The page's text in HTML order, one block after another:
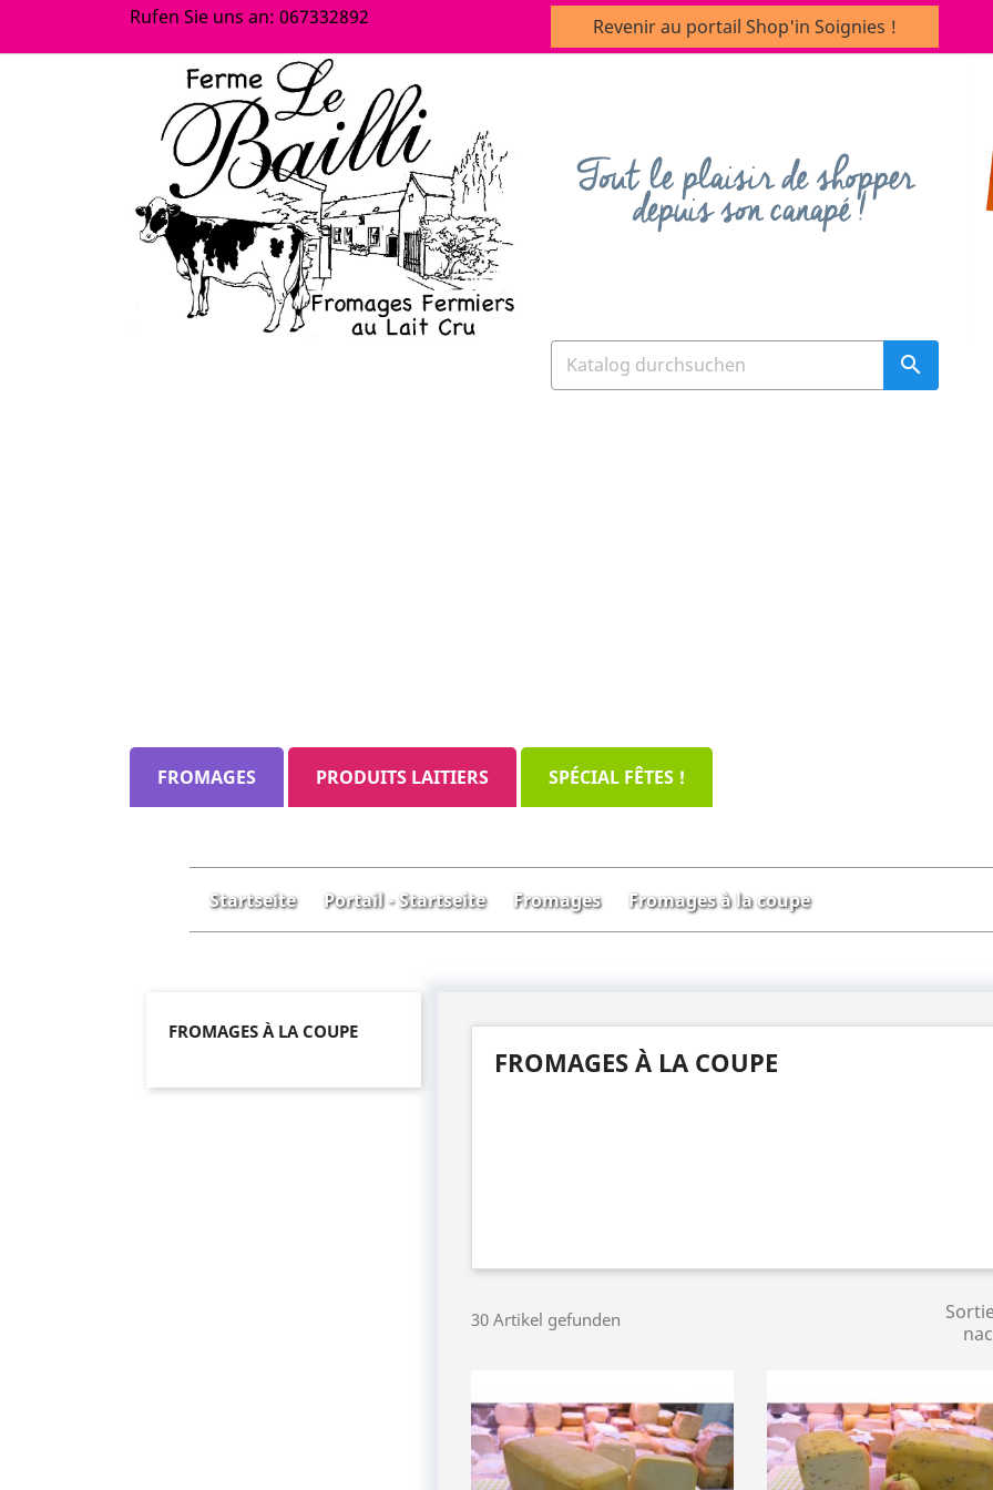
Rufen Sie uns an: 067332892 Revenir au portail Shop'in Soignies !

FROMAGES PRODUITS LAITIERS SPÉCIAL FÊTES !
Startseite Portail - Startseite Fromages Fromages à la coupe
FROMAGES À LA COUPE
FROMAGES À LA COUPE
30 Artikel gefunden